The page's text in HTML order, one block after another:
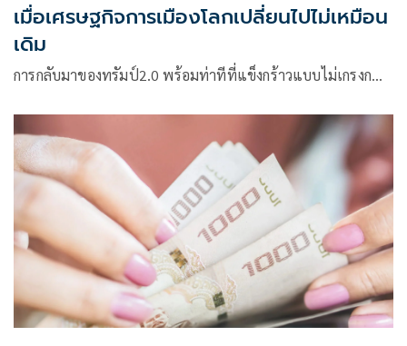
เมื่อเศรษฐกิจการเมืองโลกเปลี่ยนไปไม่เหมือน
เดิม
การกลับมาของทรัมป์2.0 พร้อมท่าทีที่แข็งกร้าวแบบไม่เกรงก…